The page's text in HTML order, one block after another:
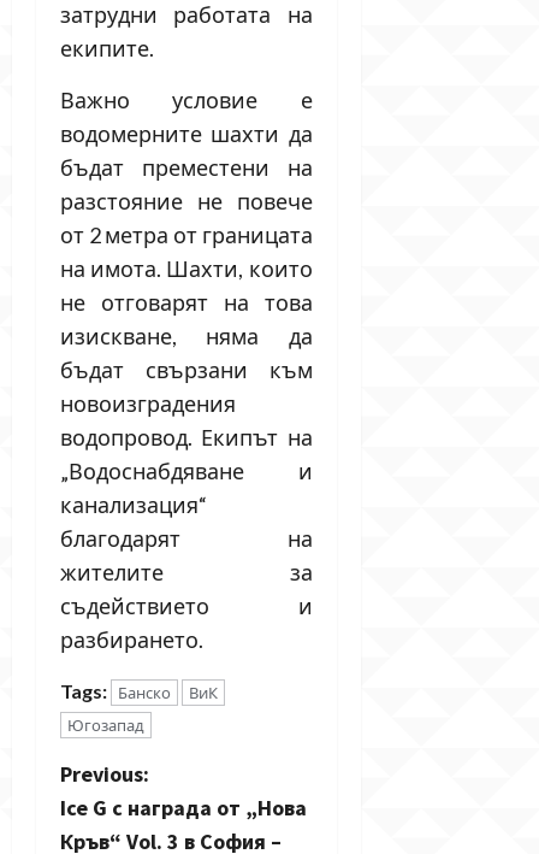
затрудни работата на
екипите.
Важно условие е
водомерните шахти да
бъдат преместени на
разстояние не повече
от 2 метра от границата
на имота. Шахти, които
не отговарят на това
изискване, няма да
бъдат свързани към
новоизградения
водопровод. Екипът на
„Водоснабдяване и
канализация“
благодарят на
жителите за
съдействието и
разбирането.
Tags: Банско
ВиК
Югозапад
P
o
Previous:
Ice G с награда от „Нова
Кръв“ Vol. 3 в София –